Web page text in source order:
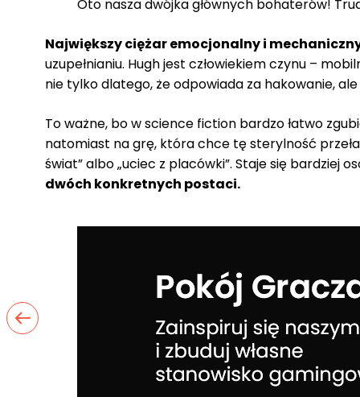
Oto nasza dwójka głównych bohaterów!
Największy ciężar emocjonalny i
uzupełnianiu. Hugh jest człowiekiem czynu –
nie tylko dlatego, że odpowiada za hakowanie,
To ważne, bo w science fiction bardzo łatwo
natomiast na grę, która chce tę sterylność
świat” albo „uciec z placówki”. Staje się bardziej
dwóch konkretnych postaci.